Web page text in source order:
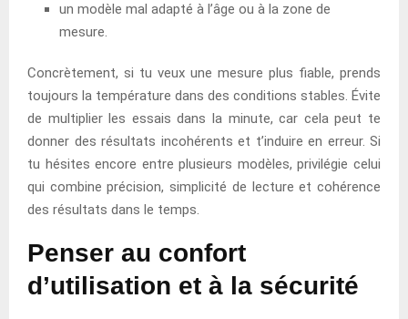
un modèle mal adapté à l’âge ou à la zone de
mesure.
Concrètement, si tu veux une mesure plus fiable, prends
toujours la température dans des conditions stables. Évite
de multiplier les essais dans la minute, car cela peut te
donner des résultats incohérents et t’induire en erreur. Si
tu hésites encore entre plusieurs modèles, privilégie celui
qui combine précision, simplicité de lecture et cohérence
des résultats dans le temps.
Penser au confort
d’utilisation et à la sécurité